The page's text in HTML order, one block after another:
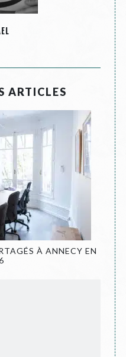
ARTICLES
À ANNECY EN